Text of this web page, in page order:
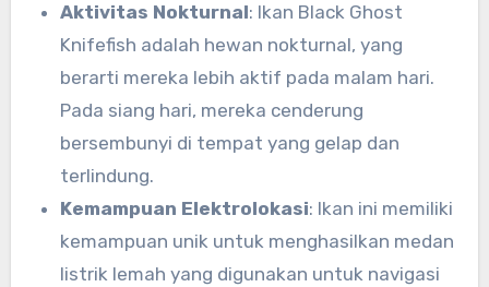
Aktivitas Nokturnal: Ikan Black Ghost
Knifefish adalah hewan nokturnal, yang
berarti mereka lebih aktif pada malam hari.
Pada siang hari, mereka cenderung
bersembunyi di tempat yang gelap dan
terlindung.
Kemampuan Elektrolokasi: Ikan ini memiliki
kemampuan unik untuk menghasilkan medan
listrik lemah yang digunakan untuk navigasi